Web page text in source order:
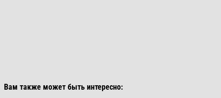
Вам также может быть интересно: